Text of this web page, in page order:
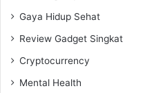
Gaya Hidup Sehat
Review Gadget Singkat
Cryptocurrency
Mental Health